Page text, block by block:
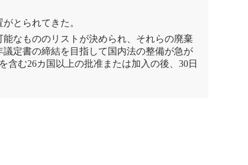
がとられてきた。
なもののリストが決められ、それらの廃棄
定書の締結を目指して国内法の整備が急が
含む26カ国以上の批准または加入の後、30日